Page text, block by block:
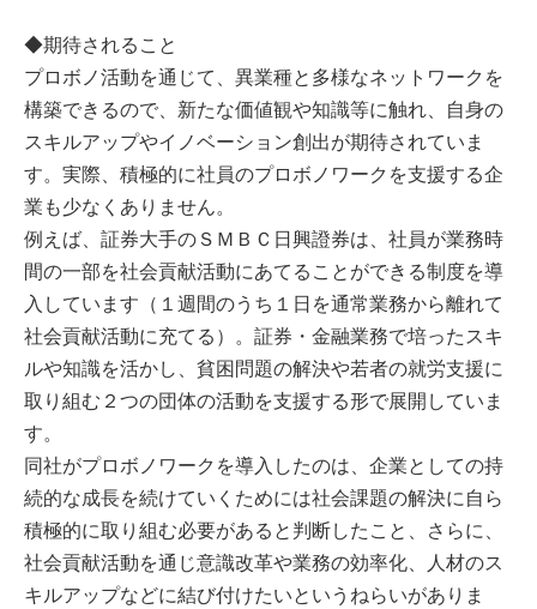
◆期待されること
プロボノ活動を通じて、異業種と多様なネットワークを
構築できるので、新たな価値観や知識等に触れ、自身の
スキルアップやイノベーション創出が期待されていま
す。実際、積極的に社員のプロボノワークを支援する企
業も少なくありません。
例えば、証券大手のＳＭＢＣ日興證券は、社員が業務時
間の一部を社会貢献活動にあてることができる制度を導
入しています（１週間のうち１日を通常業務から離れて
社会貢献活動に充てる）。証券・金融業務で培ったスキ
ルや知識を活かし、貧困問題の解決や若者の就労支援に
取り組む２つの団体の活動を支援する形で展開していま
す。
同社がプロボノワークを導入したのは、企業としての持
続的な成長を続けていくためには社会課題の解決に自ら
積極的に取り組む必要があると判断したこと、さらに、
社会貢献活動を通じ意識改革や業務の効率化、人材のス
キルアップなどに結び付けたいというねらいがありま